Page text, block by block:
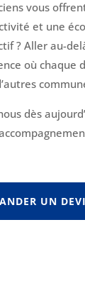
vous
et une
? Aller au-
où chaque
dès
UN